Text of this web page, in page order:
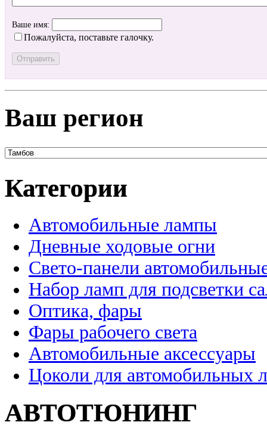
Ваше имя:
Пожалуйста, поставьте галочку.
Ваш регион
Категории
Автомобильные лампы
Дневные ходовые огни
Свето-панели
Набор ламп для подсветки
Оптика, фары
Фары рабочего света
Автомобильные аксессуары
Цоколи для автомобильных
АВТОТЮНИНГ